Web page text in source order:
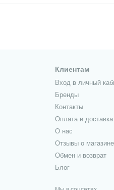
Клиентам
Вход в личный
Бренды
Контакты
Оплата и доставка
О нас
Отзывы о магазине
Обмен и возврат
Блог